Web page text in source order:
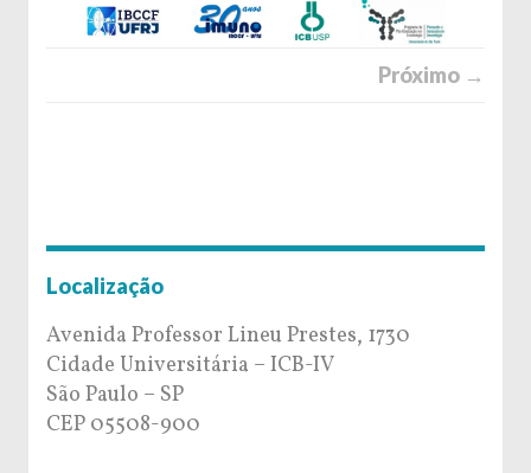
Próximo →
Localização
Avenida Professor Lineu Prestes, 1730
Cidade Universitária – ICB-IV
São Paulo – SP
CEP 05508-900